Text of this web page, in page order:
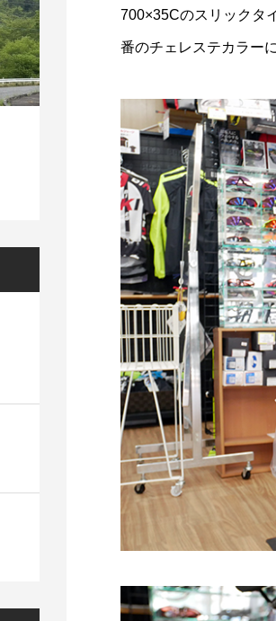
700×35Cのスリックタ
番のチェレステカラー
【スキルアップ練習会】8/2開
ト！ヴィクトワール広島・柴
2026.08.08